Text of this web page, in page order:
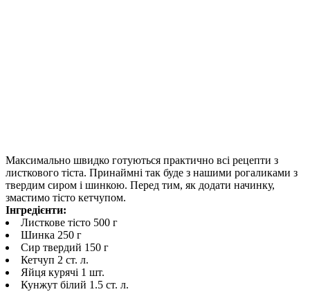
Максимально швидко готуються практично всі рецепти з
листкового тіста. Принаймні так буде з нашими рогаликами з
твердим сиром і шинкою. Перед тим, як додати начинку,
змастимо тісто кетчупом.
Інгредієнти:
Листкове тісто 500 г
Шинка 250 г
Сир твердий 150 г
Кетчуп 2 ст. л.
Яйця курячі 1 шт.
Кунжут білий 1.5 ст. л.